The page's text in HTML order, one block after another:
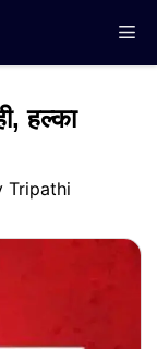
हल्का
Tripathi